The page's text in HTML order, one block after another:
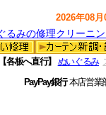
2026年08
【各板へ直行】 ぬいぐるみ
PayPay銀行本店営